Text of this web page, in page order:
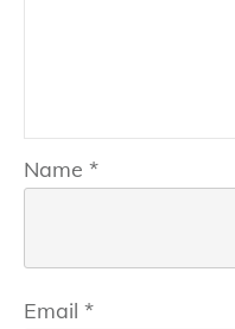
Name *
Email *